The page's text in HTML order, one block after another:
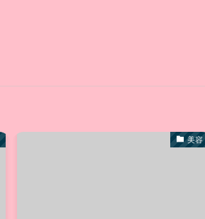
美容